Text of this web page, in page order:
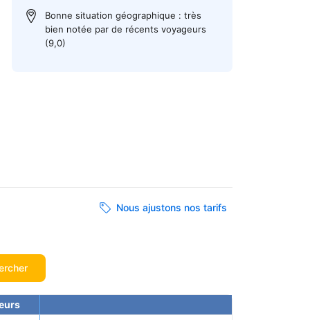
Bonne situation géographique : très
bien notée par de récents voyageurs
(9,0)
Nous ajustons nos tarifs